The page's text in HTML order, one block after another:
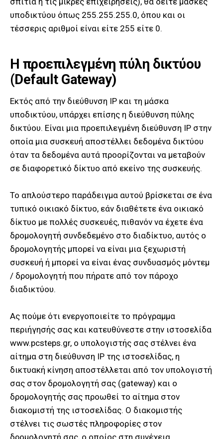
υποδικτύου όπως 255.255.255.0, όπου και οι
τέσσερις αριθμοί είναι είτε 255 είτε 0.
Η προεπιλεγμένη πύλη δικτύου
(Default Gateway)
Εκτός από την διεύθυνση IP και τη μάσκα
υποδικτύου, υπάρχει επίσης η διεύθυνση πύλης
δικτύου. Είναι μια προεπιλεγμένη διεύθυνση IP στην
οποία μια συσκευή αποστέλλει δεδομένα δικτύου
όταν τα δεδομένα αυτά προορίζονται να μεταβούν
σε διαφορετικό δίκτυο από εκείνο της συσκευής.
Το απλούστερο παράδειγμα αυτού βρίσκεται σε ένα
τυπικό οικιακό δίκτυο, εάν διαθέτετε ένα οικιακό
δίκτυο με πολλές συσκευές, πιθανόν να έχετε ένα
δρομολογητή συνδεδεμένο στο διαδίκτυο, αυτός ο
δρομολογητής μπορεί να είναι μια ξεχωριστή
συσκευή ή μπορεί να είναι ένας συνδυασμός μόντεμ
/ δρομολογητή που πήρατε από τον πάροχο
διαδικτύου.
Ας πούμε ότι ενεργοποιείτε το πρόγραμμα
περιήγησής σας και κατευθύνεστε στην ιστοσελίδα
www.pcsteps.gr, o υπολογιστής σας στέλνει ένα
αίτημα στη διεύθυνση IP της ιστοσελίδας, η
δικτυακή κίνηση αποστέλλεται από τον υπολογιστή
σας στον δρομολογητή σας (gateway) και ο
δρομολογητής σας προωθεί το αίτημα στον
διακομιστή της ιστοσελίδας. Ο διακομιστής
στέλνει τις σωστές πληροφορίες στον